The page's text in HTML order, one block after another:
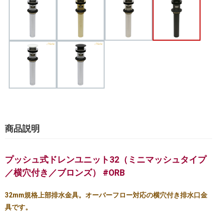
商品説明
プッシュ式ドレンユニット32（ミニマッシュタイプ
／横穴付き／ブロンズ） #ORB
32mm規格上部排水金具。オーバーフロー対応の横穴付き排水口金
具です。